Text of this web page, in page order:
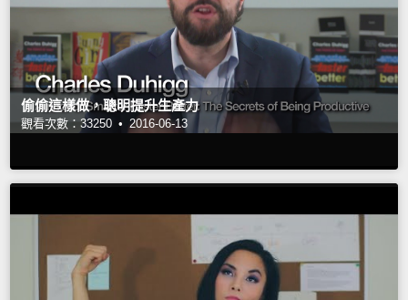
偷偷這樣做，聰明提升生產力
觀看次數：33250 • 2016-06-13